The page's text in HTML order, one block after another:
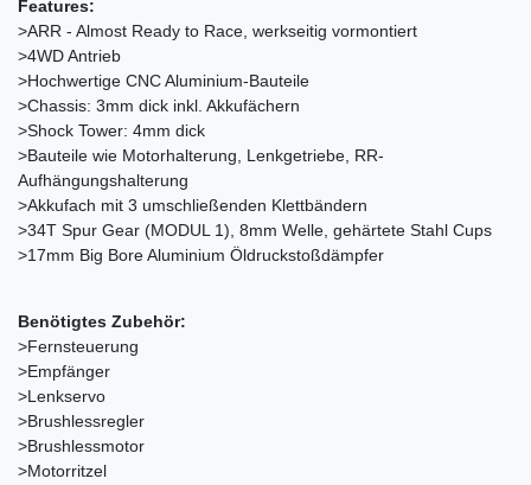
Features:
>ARR - Almost Ready to Race, werkseitig vormontiert
>4WD Antrieb
>Hochwertige CNC Aluminium-Bauteile
>Chassis: 3mm dick inkl. Akkufächern
>Shock Tower: 4mm dick
>Bauteile wie Motorhalterung, Lenkgetriebe, RR-
Aufhängungshalterung
>Akkufach mit 3 umschließenden Klettbändern
>34T Spur Gear (MODUL 1), 8mm Welle, gehärtete Stahl Cups
>17mm Big Bore Aluminium Öldruckstoßdämpfer
Benötigtes Zubehör:
>Fernsteuerung
>Empfänger
>Lenkservo
>Brushlessregler
>Brushlessmotor
>Motorritzel